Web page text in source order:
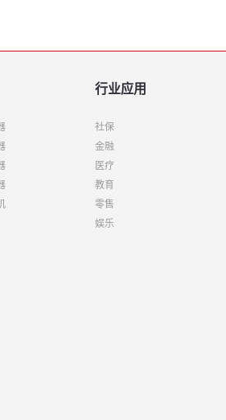
行业应用
社保
金融
医疗
教育
零售
娱乐